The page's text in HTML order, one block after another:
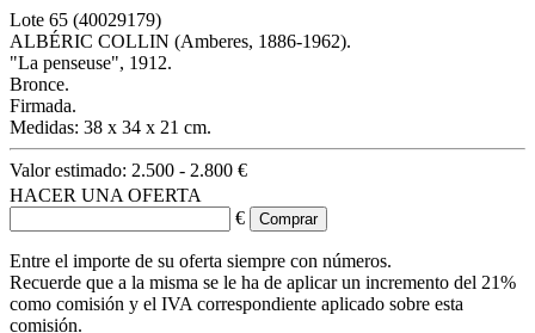
Lote 65 (40029179)
ALBÉRIC COLLIN (Amberes, 1886-1962).
"La penseuse", 1912.
Bronce.
Firmada.
Medidas: 38 x 34 x 21 cm.
Valor estimado: 2.500 - 2.800 €
HACER UNA OFERTA
€
Entre el importe de su oferta siempre con números.
Recuerde que a la misma se le ha de aplicar un incremento del 21%
como comisión y el IVA correspondiente aplicado sobre esta
comisión.